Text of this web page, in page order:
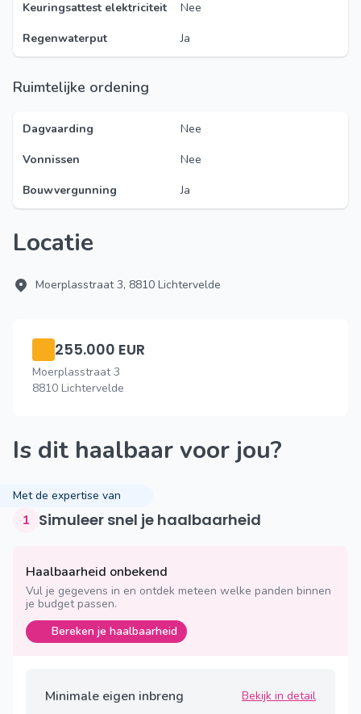
Keuringsattest elektriciteit
Nee
Regenwaterput
Ja
Ruimtelijke ordening
Dagvaarding
Nee
Vonnissen
Nee
Bouwvergunning
Ja
Locatie
Moerplasstraat 3, 8810 Lichtervelde
255.000 EUR
Moerplasstraat 3
8810 Lichtervelde
Is dit haalbaar voor jou?
Met de expertise van
1 Simuleer snel je haalbaarheid
Haalbaarheid onbekend
Vul je gegevens in en ontdek meteen welke panden binnen
je budget passen.
Bereken je haalbaarheid
Minimale eigen inbreng Bekijk in detail